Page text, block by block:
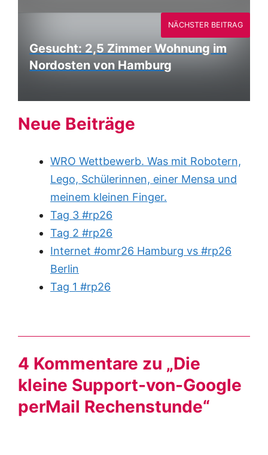
Gesucht: 2,5 Zimmer Wohnung im
Nordosten von Hamburg
NÄCHSTER BEITRAG
Neue Beiträge
WRO Wettbewerb. Was mit Robotern,
Lego, Schülerinnen, einer Mensa und
meinem kleinen Finger.
Tag 3 #rp26
Tag 2 #rp26
Internet #omr26 Hamburg vs #rp26
Berlin
Tag 1 #rp26
4 Kommentare zu „Die
kleine Support-von-Google
perMail Rechenstunde“